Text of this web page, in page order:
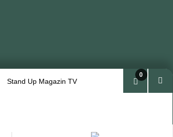
Stand Up Magazin TV
0